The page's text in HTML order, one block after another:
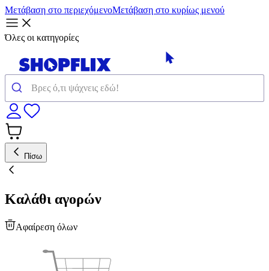
Μετάβαση στο περιεχόμενοΜετάβαση στο κυρίως μενού
Όλες οι κατηγορίες
Πίσω
Καλάθι αγορών
Αφαίρεση όλων